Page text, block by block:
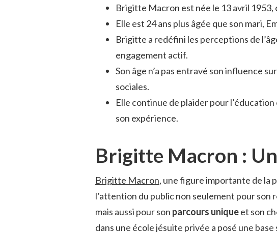
Brigitte Macron est née le 13 avril 1953,
Elle est 24 ans plus âgée que son mari,
Brigitte a redéfini les perceptions de
engagement actif.
Son âge n’a pas entravé son influence
sociales.
Elle continue de plaider pour
son expérience.
Brigitte Macron :
Brigitte Macron, une figure importante de la
l’attention du public non seulement pour son
mais aussi pour son parcours uniqueet son
dans une école jésuite privée a posé une